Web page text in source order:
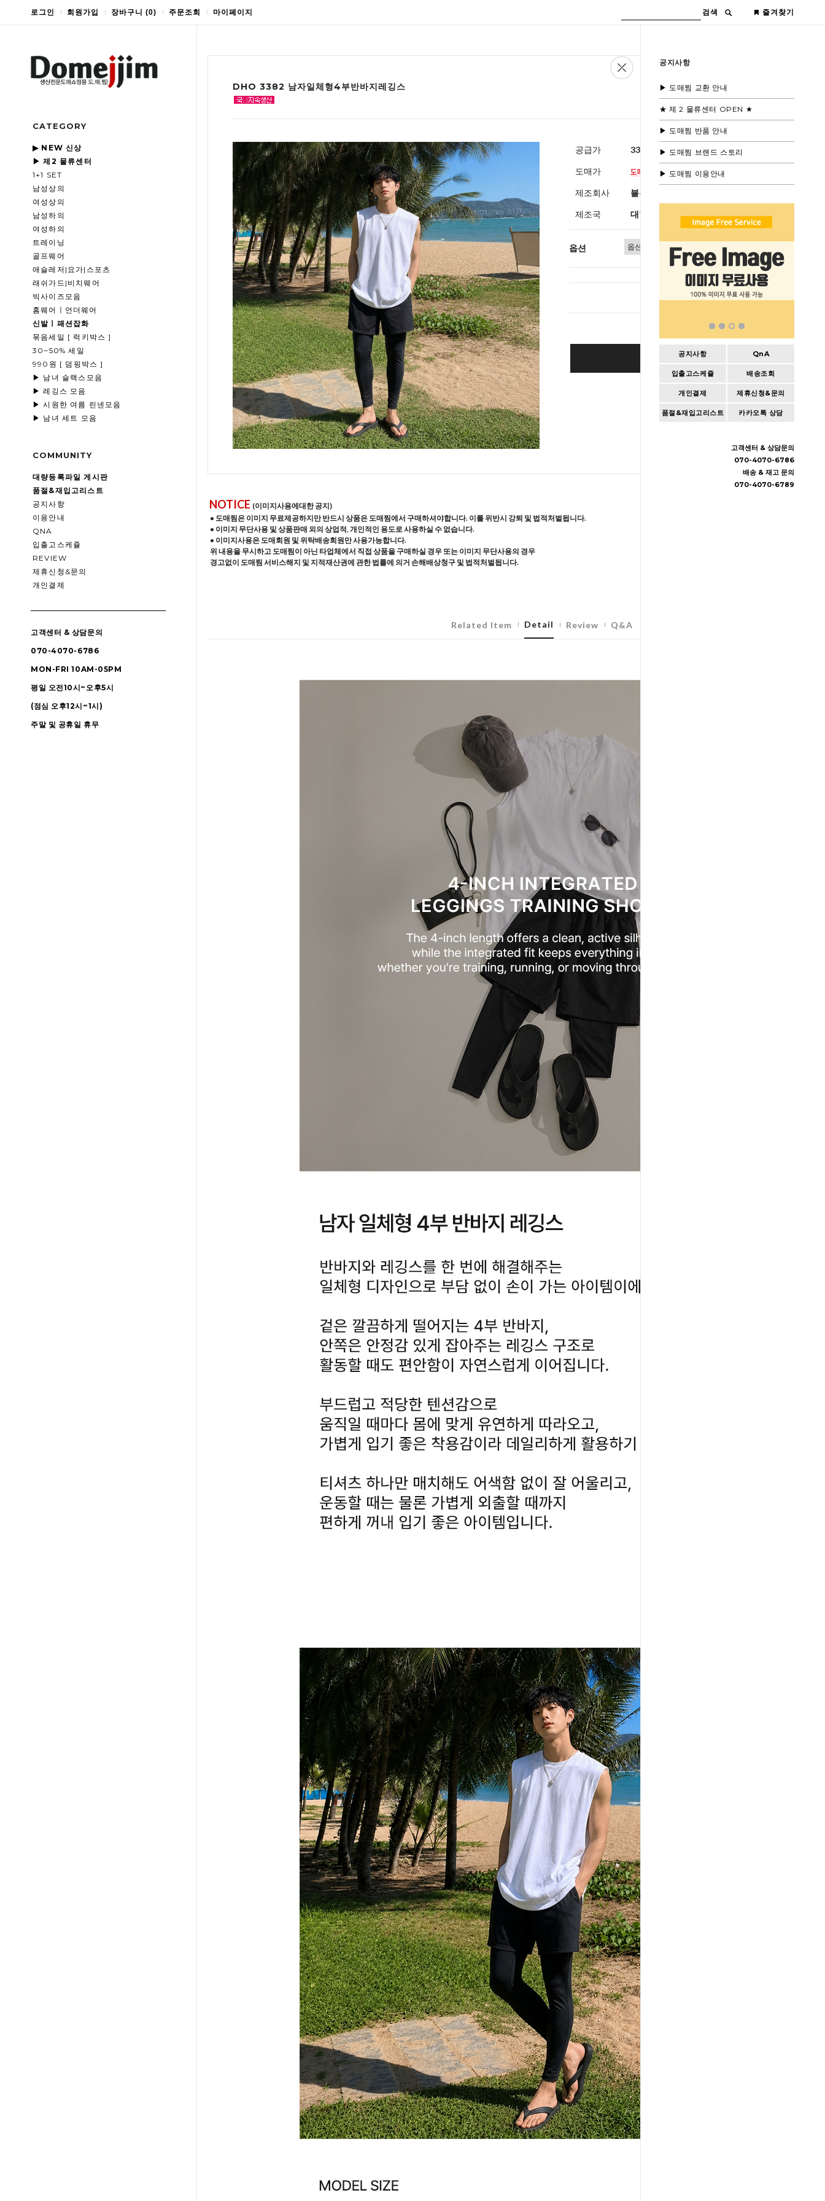
로그인 회원가입 장바구니 (0) 주문조회 마이페이지 검색 즐겨찾기
CATEGORY
▶ NEW 신상
▶ 제2 물류센터
1+1 SET
남성상의
여성상의
남성하의
여성하의
트레이닝
골프웨어
애슬레저|요가|스포츠
래쉬가드|비치웨어
빅사이즈모음
홈웨어ㅣ언더웨어
신발ㅣ패션잡화
묶음세일 [ 럭키박스 ]
30~50% 세일
990원 [ 덤핑박스 ]
▶ 남녀 슬랙스모음
▶ 레깅스 모음
▶ 시원한 여름 린넨모음
▶ 남녀 세트 모음
COMMUNITY
대량등록파일 게시판
품절&재입고리스트
공지사항
이용안내
QNA
입출고스케쥴
REVIEW
제휴신청&문의
개인결제
고객센터 & 상담문의
070-4070-6786
MON-FRI 10AM-05PM
평일 오전10시~오후5시
(점심 오후12시~1시)
주말 및 공휴일 휴무
공지사항
▶ 도매찜 교환 안내
★ 제 2 물류센터 OPEN ★
▶ 도매찜 반품 안내
▶ 도매찜 브랜드 스토리
▶ 도매찜 이용안내
공지사항 QnA
입출고스케쥴 배송조회
개인결제 제휴신청&문의
품절&재입고리스트 카카오톡 상담
고객센터 & 상담문의
070-4070-6786
배송 & 재고 문의
070-4070-6789
DHO 3382 남자일체형4부반바지레깅스
공급가 33,000원(부가세별도)
도매가
제조회사 블루모드
제조국 대한민국
옵션
총 상품
BUY IT NOW
Cart | Wishlist
NOTICE (이미지사용에대한 공지)
• 도매찜은 이미지 무료제공하지만 반드시 상품은 도매찜에서 구매하셔야합니다. 이를 위반시 강퇴 및 법적처벌됩니다.
• 이미지 무단사용 및 상품판매 외의 상업적, 개인적인 용도로 사용하실 수 없습니다.
• 이미지사용은 도매회원 및 위탁배송회원만 사용가능합니다.
위 내용을 무시하고 도매찜이 아닌 타업체에서 직접 상품을 구매하실 경우 또는 이미지 무단사용의 경우
경고없이 도매찜 서비스해지 및 지적재산권에 관한 법률에 의거 손해배상청구 및 법적처벌됩니다.
Related Item Detail Review Q&A